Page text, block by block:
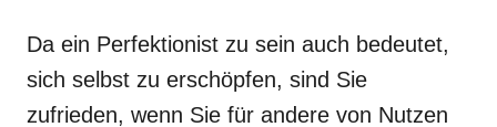
Da ein Perfektionist zu sein auch bedeutet,
sich selbst zu erschöpfen, sind Sie
zufrieden, wenn Sie für andere von Nutzen